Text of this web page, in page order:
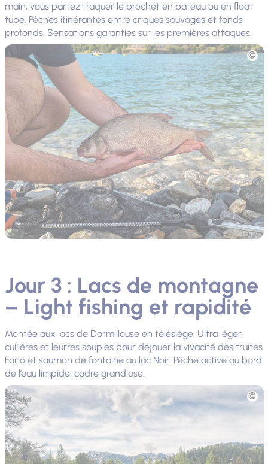
Photo
main, vous partez traquer le brochet en bateau ou en float
tube. Pêches itinérantes entre criques sauvages et fonds
profonds. Sensations garanties sur les premières attaques.
Jour 3 : Lacs de montagne
– Light fishing et rapidité
Montée aux lacs de Dormillouse en télésiège. Ultra léger,
cuillères et leurres souples pour déjouer la vivacité des truites
Fario et saumon de fontaine au lac Noir. Pêche active au bord
de l’eau limpide, cadre grandiose.
Photo